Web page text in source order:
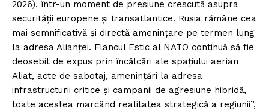
2026), într-un moment de presiune crescută asupra
securității europene și transatlantice. Rusia rămâne cea
mai semnificativă și directă amenințare pe termen lung
la adresa Alianței. Flancul Estic al NATO continuă să fie
deosebit de expus prin încălcări ale spațiului aerian
Aliat, acte de sabotaj, amenințări la adresa
infrastructurii critice și campanii de agresiune hibridă,
toate acestea marcând realitatea strategică a regiunii”,